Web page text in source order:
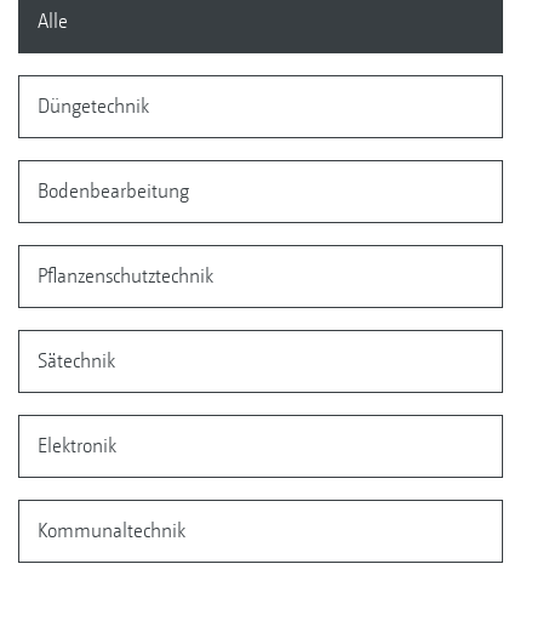
Alle
Düngetechnik
Bodenbearbeitung
Pflanzenschutztechnik
Sätechnik
Elektronik
Kommunaltechnik